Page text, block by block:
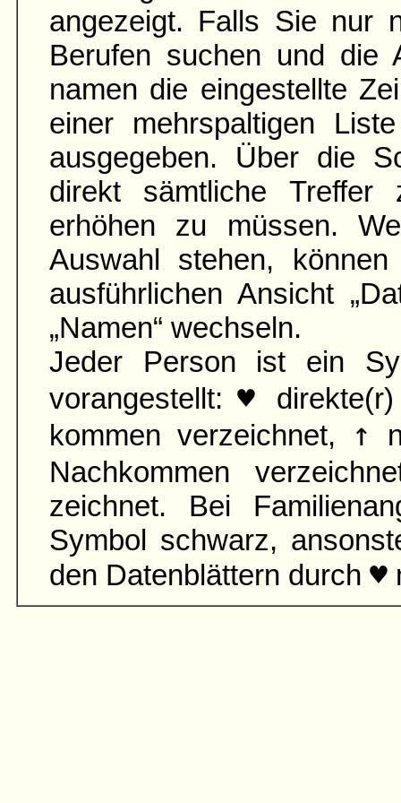
angezeigt. Falls Sie nur
Berufen suchen und die
namen die ein­gestellte
einer mehr­spaltigen
aus­gegeben. Über die
direkt sämtliche
erhöhen zu müssen.
Auswahl stehen,
ausführ­lichen Ansicht
„Namen“ wechseln.
Jeder Person ist ein
vorangestellt:♥
kommen verzeichnet,
↑
Nach­kommen
zeichnet. Bei
Symbol schwarz,
den Daten­blättern durch ♥